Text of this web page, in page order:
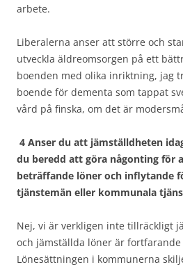
arbete.
Liberalerna anser att större och
utveckla äldreomsorgen på ett
boenden med olika inriktning, jag
boende för dementa som tappat
vård på finska, om det är
4 Anser du att jämställdheten
du beredd att göra någonting för
beträffande löner och inflytande
tjänstemän eller kommunala
Nej, vi är verkligen inte tillräckligt
och jämställda löner är
Lönesättningen i kommunerna